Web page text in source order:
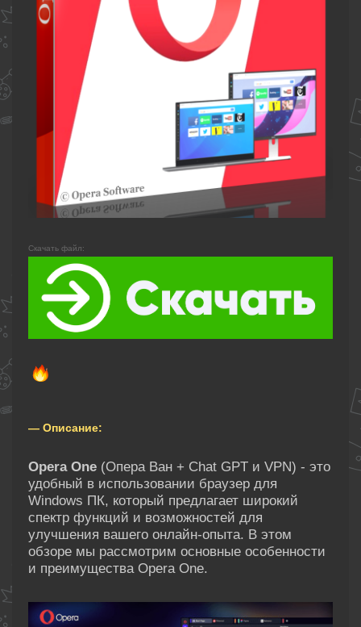
Скачать файл:
— Описание:
Opera One (Опера Ван + Chat GPT и VPN) - это
удобный в использовании браузер для
Windows ПК, который предлагает широкий
спектр функций и возможностей для
улучшения вашего онлайн-опыта. В этом
обзоре мы рассмотрим основные особенности
и преимущества Opera One.